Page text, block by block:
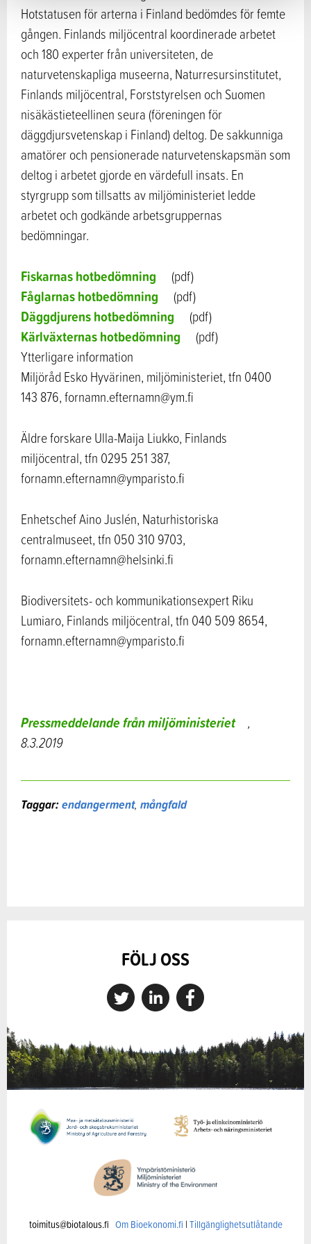
Hotstatusen för arterna i Finland bedömdes för femte
gången. Finlands miljöcentral koordinerade arbetet
och 180 experter från universiteten, de
naturvetenskapliga museerna, Naturresursinstitutet,
Finlands miljöcentral, Forststyrelsen och Suomen
nisäkästieteellinen seura (föreningen för
däggdjursvetenskap i Finland) deltog. De sakkunniga
amatörer och pensionerade naturvetenskapsmän som
deltog i arbetet gjorde en värdefull insats. En
styrgrupp som tillsatts av miljöministeriet ledde
arbetet och godkände arbetsgruppernas
bedömningar.
Fiskarnas hotbedömning (pdf)
Fåglarnas hotbedömning (pdf)
Däggdjurens hotbedömning (pdf)
Kärlväxternas hotbedömning
(pdf)
Ytterligare information
Miljöråd Esko Hyvärinen, miljöministeriet, tfn 0400
143 876, fornamn.efternamn@ym.fi
Äldre forskare Ulla-Maija Liukko, Finlands
miljöcentral, tfn 0295 251 387,
fornamn.efternamn@ymparisto.fi
Enhetschef Aino Juslén, Naturhistoriska
centralmuseet, tfn 050 310 9703,
fornamn.efternamn@helsinki.fi
Biodiversitets- och kommunikationsexpert Riku
Lumiaro, Finlands miljöcentral, tfn 040 509 8654,
fornamn.efternamn@ymparisto.fi
Pressmeddelande från miljöministeriet
,
8.3.2019
Taggar:endangerment, mångfald
FÖLJ OSS
toimitus@biotalous.fi Om Bioekonomi.fi |Tillgänglighetsutlåtande